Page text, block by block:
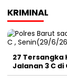
KRIMINAL
27 Tersangka
Jalanan 3 C